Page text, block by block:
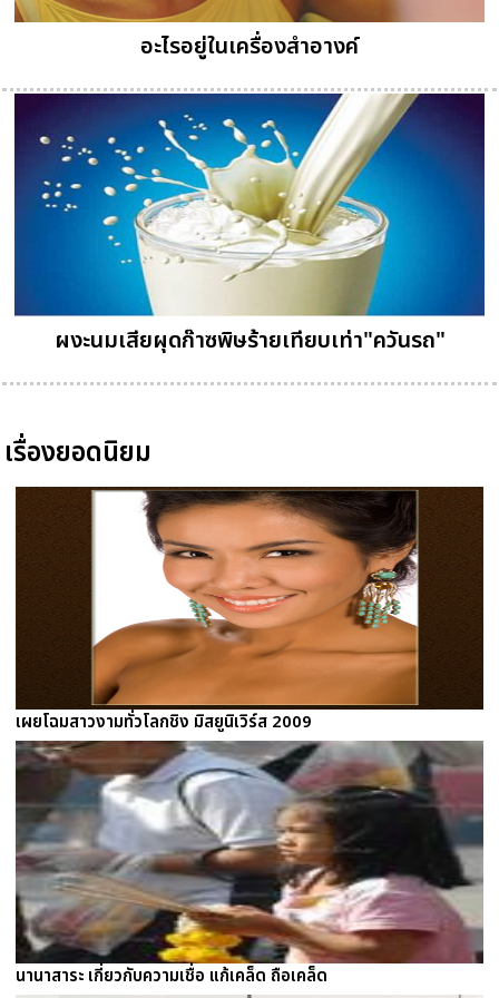
อะไรอยู่ในเครื่องสำอางค์
ผงะนมเสียผุดก๊าซพิษร้ายเทียบเท่า"ควันรถ"
เรื่องยอดนิยม
เผยโฉมสาวงามทั่วโลกชิง มิสยูนิเวิร์ส 2009
นานาสาระ เกี่ยวกับความเชื่อ แก้เคล็ด ถือเคล็ด